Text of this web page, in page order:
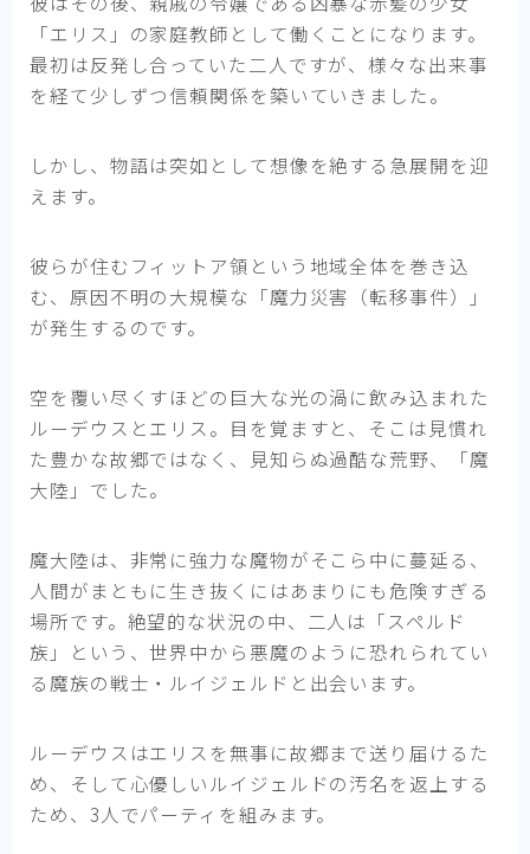
「エリス」の家庭教師として働くことになります。
最初は反発し合っていた二人ですが、様々な出来事
を経て少しずつ信頼関係を築いていきました。
しかし、物語は突如として想像を絶する急展開を迎
えます。
彼らが住むフィットア領という地域全体を巻き込
む、原因不明の大規模な「魔力災害（転移事件）」
が発生するのです。
空を覆い尽くすほどの巨大な光の渦に飲み込まれた
ルーデウスとエリス。目を覚ますと、そこは見慣れ
た豊かな故郷ではなく、見知らぬ過酷な荒野、「魔
大陸」でした。
魔大陸は、非常に強力な魔物がそこら中に蔓延る、
人間がまともに生き抜くにはあまりにも危険すぎる
場所です。絶望的な状況の中、二人は「スペルド
族」という、世界中から悪魔のように恐れられてい
る魔族の戦士・ルイジェルドと出会います。
ルーデウスはエリスを無事に故郷まで送り届けるた
め、そして心優しいルイジェルドの汚名を返上する
ため、3人でパーティを組みます。